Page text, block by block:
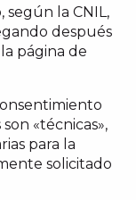
la CNIL,
después
página de
«técnicas»,
para la
solicitado